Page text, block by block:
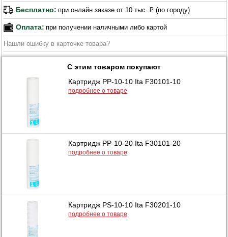
Бесплатно: при онлайн заказе от 10 тыс. ₽ (по городу)
Оплата: при получении наличными либо картой
Нашли ошибку в карточке товара?
С этим товаром покупают
Картридж PP-10-10 Ita F30101-10
подробнее о товаре
Картридж PP-10-20 Ita F30101-20
подробнее о товаре
Картридж PS-10-10 Ita F30201-10
подробнее о товаре